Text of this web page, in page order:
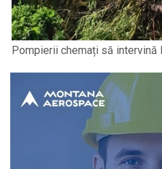
Pompierii chemați să intervină